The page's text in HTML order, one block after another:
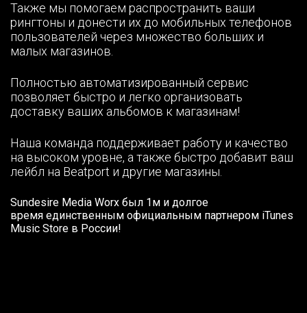
Также мы помогаем распространить ваши
рингтоны и донести их до мобильных телефонов
пользователей через множество больших и
малых магазинов.
Полностью автоматизированный сервис
позволяет быстро и легко организовать
доставку ваших альбомов к магазинам!
Наша команда поддерживает работу и качество
на высоком уровне, а также быстро добавит ваш
лейбл на Beatport и другие магазины.
Sundesire Media Worx был 1м и долгое
время единственным официальным партнером iTunes
Music Store в России!